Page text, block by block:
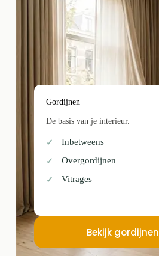
Gordijnen
De basis van je interieur.
Inbetweens
Overgordijnen
Vitrages
Bekijk gordijnen